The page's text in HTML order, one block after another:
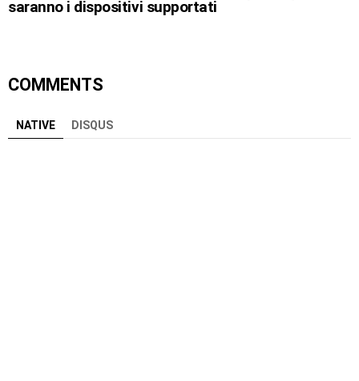
saranno i dispositivi supportati
COMMENTS
NATIVE DISQUS